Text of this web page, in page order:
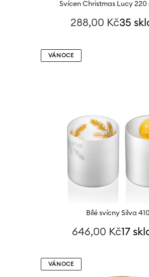
Svícen Christmas Lucy 220
288,00 Kč35
Bílé svícny Silva
646,00 Kč17
VÁNOCE
VÁNOCE